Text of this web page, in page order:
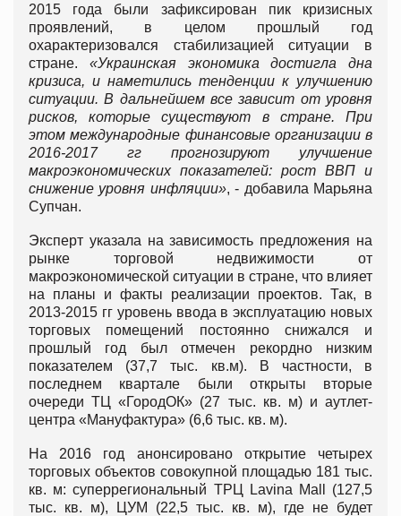
2015 года были зафиксирован пик кризисных
проявлений, в целом прошлый год
охарактеризовался стабилизацией ситуации в
стране. «Украинская экономика достигла дна
кризиса, и наметились тенденции к улучшению
ситуации. В дальнейшем все зависит от уровня
рисков, которые существуют в стране. При
этом международные финансовые организации в
2016-2017 гг прогнозируют улучшение
макроэкономических показателей: рост ВВП и
снижение уровня инфляции», - добавила Марьяна
Супчан.
Эксперт указала на зависимость предложения на
рынке торговой недвижимости от
макроэкономической ситуации в стране, что влияет
на планы и факты реализации проектов. Так, в
2013-2015 гг уровень ввода в эксплуатацию новых
торговых помещений постоянно снижался и
прошлый год был отмечен рекордно низким
показателем (37,7 тыс. кв.м). В частности, в
последнем квартале были открыты вторые
очереди ТЦ «ГородОК» (27 тыс. кв. м) и аутлет-
центра «Мануфактура» (6,6 тыс. кв. м).
На 2016 год анонсировано открытие четырех
торговых объектов совокупной площадью 181 тыс.
кв. м: суперрегиональный ТРЦ Lavina Mall (127,5
тыс. кв. м), ЦУМ (22,5 тыс. кв. м), где не будет